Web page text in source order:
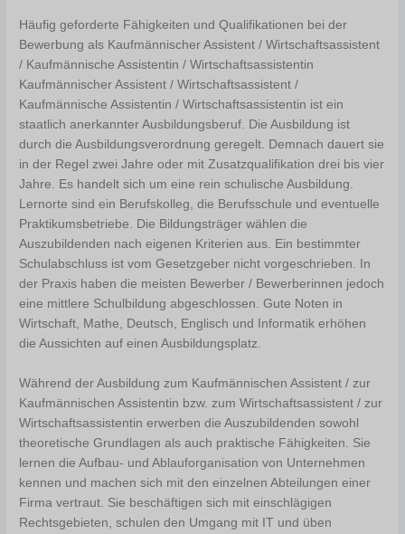
Häufig geforderte Fähigkeiten und Qualifikationen bei der
Bewerbung als Kaufmännischer Assistent / Wirtschaftsassistent
/ Kaufmännische Assistentin / Wirtschaftsassistentin
Kaufmännischer Assistent / Wirtschaftsassistent /
Kaufmännische Assistentin / Wirtschaftsassistentin ist ein
staatlich anerkannter Ausbildungsberuf. Die Ausbildung ist
durch die Ausbildungsverordnung geregelt. Demnach dauert sie
in der Regel zwei Jahre oder mit Zusatzqualifikation drei bis vier
Jahre. Es handelt sich um eine rein schulische Ausbildung.
Lernorte sind ein Berufskolleg, die Berufsschule und eventuelle
Praktikumsbetriebe. Die Bildungsträger wählen die
Auszubildenden nach eigenen Kriterien aus. Ein bestimmter
Schulabschluss ist vom Gesetzgeber nicht vorgeschrieben. In
der Praxis haben die meisten Bewerber / Bewerberinnen jedoch
eine mittlere Schulbildung abgeschlossen. Gute Noten in
Wirtschaft, Mathe, Deutsch, Englisch und Informatik erhöhen
die Aussichten auf einen Ausbildungsplatz.
Während der Ausbildung zum Kaufmännischen Assistent / zur
Kaufmännischen Assistentin bzw. zum Wirtschaftsassistent / zur
Wirtschaftsassistentin erwerben die Auszubildenden sowohl
theoretische Grundlagen als auch praktische Fähigkeiten. Sie
lernen die Aufbau- und Ablauforganisation von Unternehmen
kennen und machen sich mit den einzelnen Abteilungen einer
Firma vertraut. Sie beschäftigen sich mit einschlägigen
Rechtsgebieten, schulen den Umgang mit IT und üben